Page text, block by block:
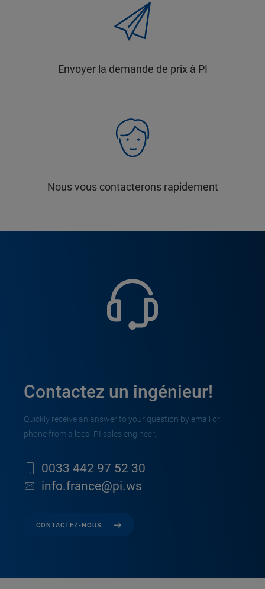
Envoyer la demande de prix à PI
Nous vous contacterons rapidement
Contactez un ingénieur!
Quickly receive an answer to your question by email or
phone from a local PI sales engineer.
0033 442 97 52 30
info.france@pi.ws
CONTACTEZ-NOUS